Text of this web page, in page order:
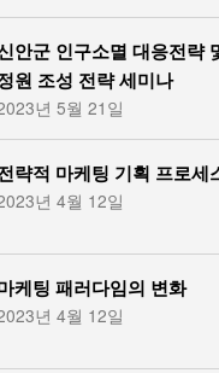
안군 인구소멸 대응전략
원 조성 전략 세미나
년 5월 21일
략적 마케팅 기획 프로세
년 4월 12일
케팅 패러다임의 변화
년 4월 12일